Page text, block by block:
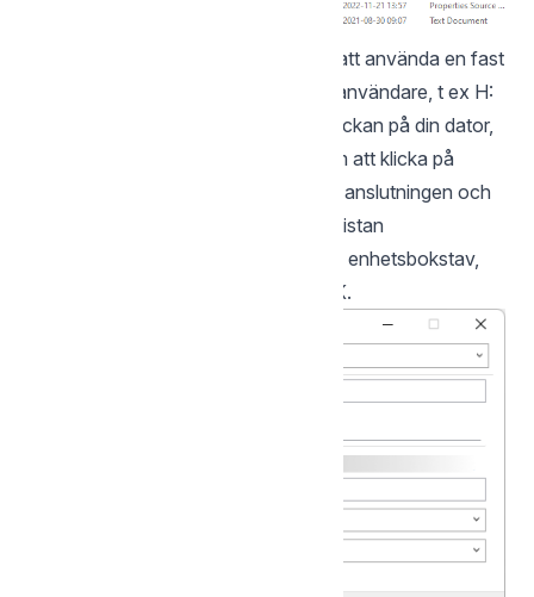
Konfigurera Storegate Cloud Folder att använda en fast
logisk enhet som är samma hos alla användare, t ex H:
Klicka på programikonen nere vid klockan på din dator,
koppla först från anslutningen genom att klicka på
knappen ”Koppla från”. Hoovra över anslutningen och
välj ”Redigera anslutning”. Ändra i rullistan
”Enhetsbokstav” från ”Auto” till valfri enhetsbokstav,
klicka sedan på Anslut och sedan OK.